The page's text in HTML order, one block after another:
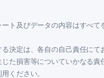
ト及びデータの内容はすべて
決定は、各自の自己責任にて
た損害等についていかなる責
ください。